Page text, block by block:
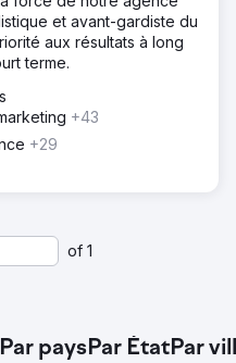
et avant-gardiste du
aux résultats à long
terme.
+43
+29
of 1
Par paysPar ÉtatPar